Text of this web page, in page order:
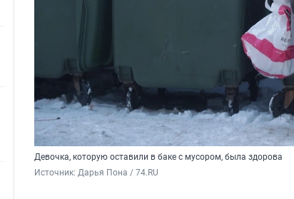
Девочка, которую оставили в баке с мусором, была здорова
Источник: Дарья Пона / 74.RU